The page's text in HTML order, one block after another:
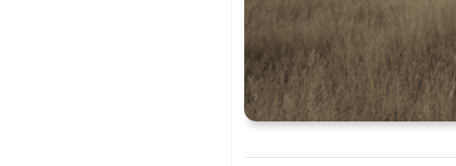
Alasanku Cinta Dengan Jepang
Kenapa Waktu Terasa Lebih Cepat?
Demo di Grahadi Surabaya: Emosi &
Penghasilan Livestreamer TikTok